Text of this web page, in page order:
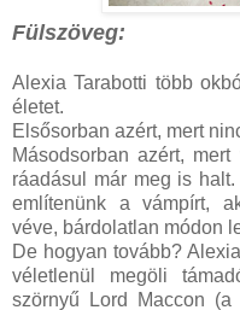
Fülszöveg:
Alexia ​Tarabotti több
életet.
Elsősorban azért, mert
Másodsorban azért,
ráadásul már meg is
említenünk a vámpírt,
véve, bárdolatlan módon
De hogyan tovább?
véletlenül megöli
szörnyű Lord Maccon